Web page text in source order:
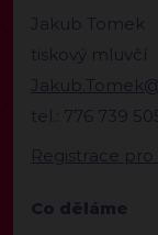
Jakub Tomek
tiskový mluvčí
tel.: 776 739 505
Registrace pro
Co děláme